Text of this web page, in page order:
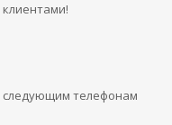
следующим телефонам